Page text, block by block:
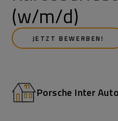
(w/m/d)
JETZT BEWERBEN!
Porsche Inter